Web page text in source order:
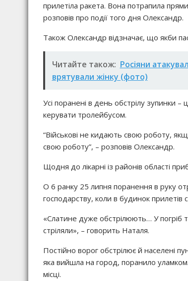
прилетіла ракета. Вона потрапила
розповів про події того дня Олександр.
Також Олександр відзначає, що якби
Читайте також: Росіяни
врятували жінку (фото)
Усі поранені в день обстрілу зупинки –
керувати тролейбусом.
“Військові не кидають свою роботу,
свою роботу”, – розповів Олександр.
Щодня до лікарні із районів області
О 6 ранку 25 липня поранення в руку
господарству, коли в будинок прилетів
«Слатине дуже обстрілюють… У погріб
стріляли», – говорить Наталя.
Постійно ворог обстрілює й населені
яка вийшла на город, поранило уламком.
місці.